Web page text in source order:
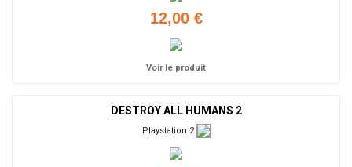
12,00 €
Voir le produit
DESTROY ALL HUMANS 2
Playstation 2